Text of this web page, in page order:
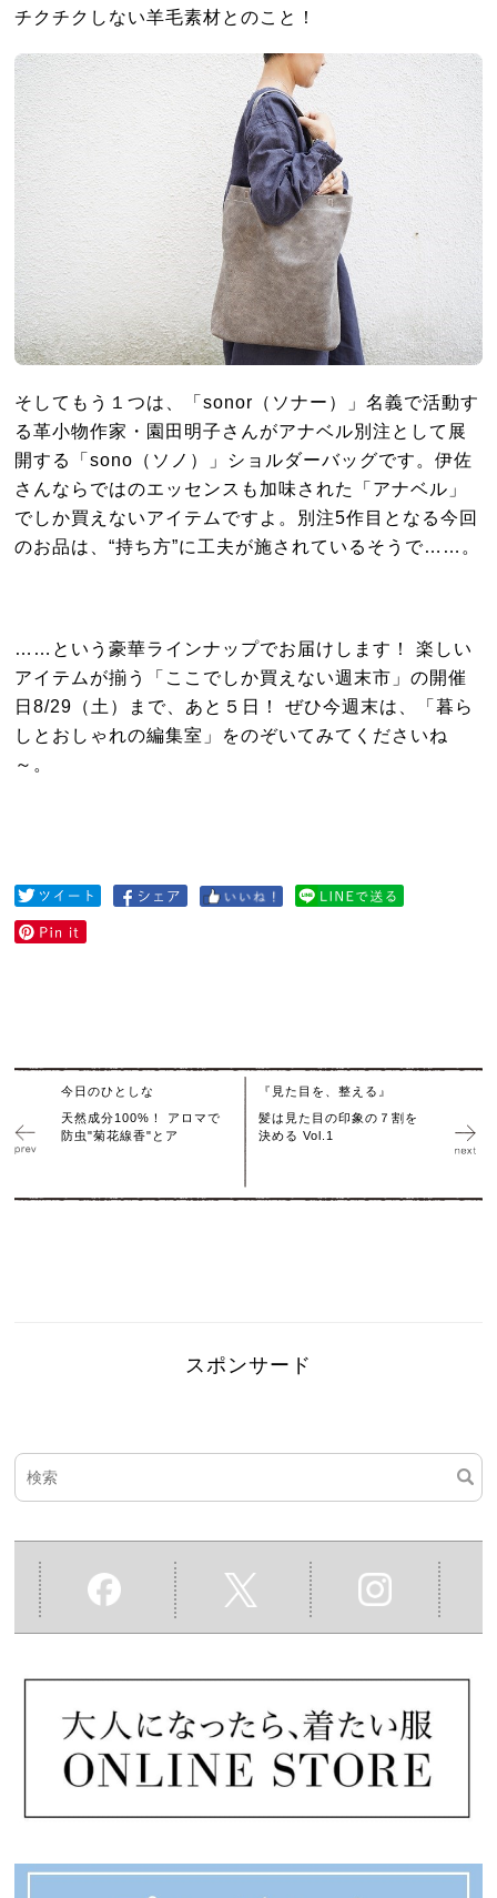
チクチクしない羊毛素材とのこと！
そしてもう１つは、「sonor（ソナー）」名義で活動す
る革小物作家・園田明子さんがアナベル別注として展
開する「sono（ソノ）」ショルダーバッグです。伊佐
さんならではのエッセンスも加味された「アナベル」
でしか買えないアイテムですよ。別注5作目となる今回
のお品は、“持ち方”に工夫が施されているそうで……。
……という豪華ラインナップでお届けします！ 楽しい
アイテムが揃う「ここでしか買えない週末市」の開催
日8/29（土）まで、あと５日！ ぜひ今週末は、「暮ら
しとおしゃれの編集室」をのぞいてみてくださいね
～。
今日のひとしな
天然成分100%！ アロマで
防虫"菊花線香"とア
『見た目を、整える』
髪は見た目の印象の７割を
決める Vol.1
スポンサード